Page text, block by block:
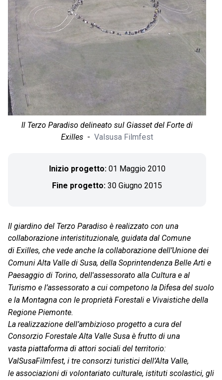
Il Terzo Paradiso delineato sul Giasset del Forte di
Exilles - Valsusa Filmfest
Inizio progetto: 01 Maggio 2010
Fine progetto: 30 Giugno 2015
Il giardino del Terzo Paradiso è realizzato con una
collaborazione interistituzionale, guidata dal Comune
di Exilles, che vede anche la collaborazione dell’Unione dei
Comuni Alta Valle di Susa, della Soprintendenza Belle Arti e
Paesaggio di Torino, dell'assessorato alla Cultura e al
Turismo e l’assessorato a cui competono la Difesa del suolo
e la Montagna con le proprietà Forestali e Vivaistiche della
Regione Piemonte.
La realizzazione dell’ambizioso progetto a cura del
Consorzio Forestale Alta Valle Susa è frutto di una
vasta piattaforma di attori sociali del territorio:
ValSusaFilmfest, i tre consorzi turistici dell’Alta Valle,
le associazioni di volontariato culturale, istituti scolastici, gli